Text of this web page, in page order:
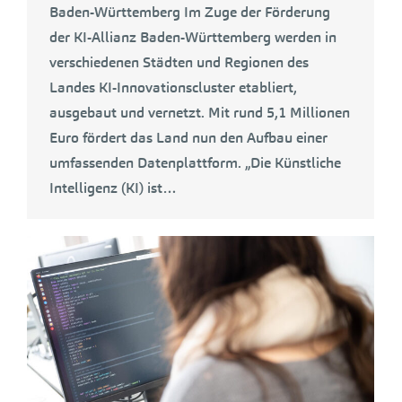
Baden-Württemberg Im Zuge der Förderung
der KI-Allianz Baden-Württemberg werden in
verschiedenen Städten und Regionen des
Landes KI-Innovationscluster etabliert,
ausgebaut und vernetzt. Mit rund 5,1 Millionen
Euro fördert das Land nun den Aufbau einer
umfassenden Datenplattform. „Die Künstliche
Intelligenz (KI) ist…